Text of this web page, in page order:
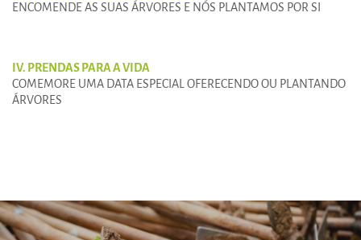
ENCOMENDE AS SUAS ÁRVORES E NÓS PLANTAMOS POR SI
IV. PRENDAS PARA A VIDA
COMEMORE UMA DATA ESPECIAL OFERECENDO OU PLANTANDO
ÁRVORES